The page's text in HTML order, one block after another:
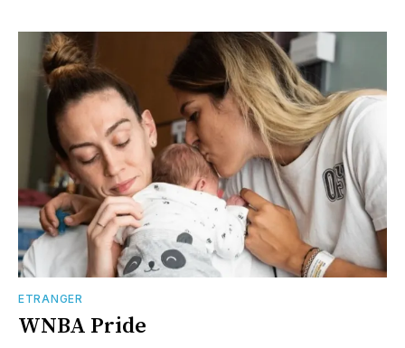
ETRANGER
WNBA Pride